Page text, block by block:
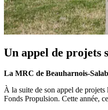
Un appel de projets
La MRC de Beauharnois-
À la suite de son appel de
Fonds Propulsion. Cette année,